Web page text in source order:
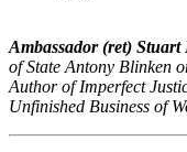
Ambassador (ret) Stuart
of State Antony Blinken
Author of Imperfect
Unfinished Business of